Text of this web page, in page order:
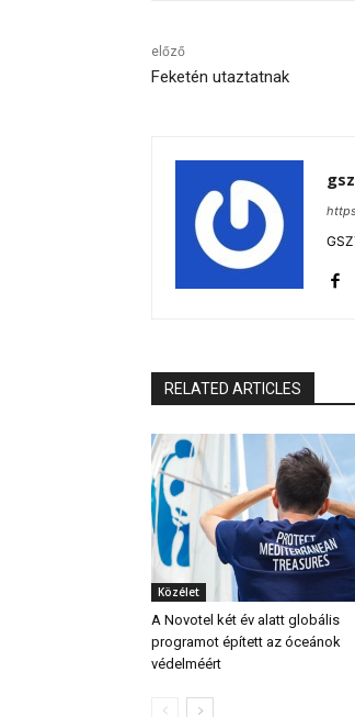
előző
Feketén utaztatnak
RELATED ARTICLES
Közélet
A Novotel két év alatt globális
programot épített az óceánok
védelméért